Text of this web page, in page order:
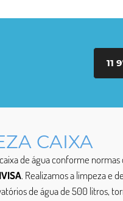
11
CAIXA
de água conforme normas
. Realizamos a limpeza e
de água de 500 litros,